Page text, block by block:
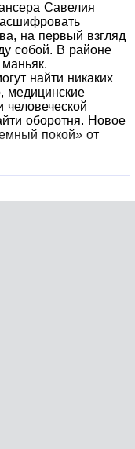
Савелия
на первый взгляд
собой. В районе
найти никаких
медицинские
человеческой
оборотня. Новое
покой» от